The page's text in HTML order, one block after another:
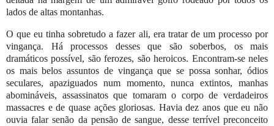
lados de altas montanhas.
O que eu tinha sobretudo a fazer ali, era tratar de um processo por
vingança. Há processos desses que são soberbos, os mais
dramáticos possível, são ferozes, são heroicos. Encontram-se neles
os mais belos assuntos de vingança que se possa sonhar, ódios
seculares, apaziguados num momento, nunca extintos, manhas
abomináveis, assassinatos que tomaram o corpo de verdadeiros
massacres e de quase ações gloriosas. Havia dez anos que eu não
ouvia falar senão da pensão de sangue, desse terrível preconceito